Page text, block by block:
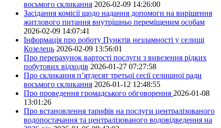
восьмого скликання 2026-02-09 14:26:00
Засідання комісії щодо надання допомоги на вирішення
житлового питання внутрішньо переміщеним особам
2026-02-09 14:07:41
Інформація про роботу Пунктів незламності у селищі
Козелець 2026-02-09 13:56:01
Про перерахунок вартості послуги з вивезення рідких
побутових відходів 2026-01-27 07:27:58
Про скликання п’ятдесят третьої сесії селищної ради
восьмого скликання 2026-01-12 12:48:55
Про проведення громадського обговорення 2026-01-08
13:01:26
Про встановлення тарифів на послуги централізованого
водопостачання та централізованого водовідведення на